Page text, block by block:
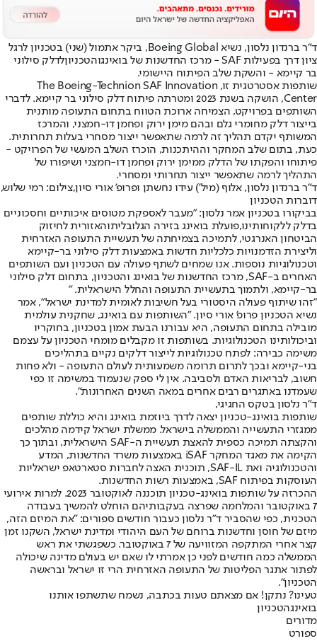
ד"ר ברנדון נלסון, נשיא Boeing Global, ביקר אתמול (שני) בטכניון לרגל
ציון דרך בפעילות SAF - מרכז החדשנות של בואינג
והטכניוןלדלק סילוני
בר קיימא - והשקת שלב הפיתוח היישומי.
שותפות אסטרטגית זו, The Boeing-Technion SAF Innovation
Center, הושקה בשנת 2023 ומטרתה פיתוח דלק סילוני בר קיימא. לדברי
השותפים בפרויקט, הצמיחה ארוכת הטווח בתחום התעופה מותנית
בייצור דלק מחומרי גלם ובהם מימן ירוק ופחמן דו-חמצני, והמרכז
המשותף יקדם תהליך זה לרמה שתאפשר ייצור מסחרי בעלות תחרותית.
כעת, בתום שלב המחקר וההיתכנות, הוכרז השלב המעשי של הפרויקט -
פיתוחו והפקתו של הדלק ממימן ירוק ופחמן דו-חמצני ושיפורו של
התהליך לרמה שתאפשר ייצור תחרותי ומסחרי.
ד"ר ברנדון נלסון, אלוף (מיל') עידו נחשתן ופרופ' אורי סיון,צילום: רמי שלוש,
דוברות הטכניון
בביקורו בטכניון אמר נלסון: "מעבר לאספקת מטוסים איכותיים וחסכוניים
בדלק ללקוחותינו,פועלת בואינג בזירה הגלובליתוהאזורית לחיזוק
הביטחון האנרגטי, לתמיכה בצמיחתה של תעשיית התעופה האזרחית
וליצירת הזדמנויות כלכליות חדשות באמצעות דלק סילוני בר-קיימא
וטכנולוגיות נוספות. אנו שמחים לשתף פעולה עם הטכניון ועם השותפים
האחרים ב-SAF, מרכז החדשנות של בואינג והטכניון, בתחום דלק סילוני
בר-קיימא, ולתמוך בתעשיית התעופה והחלל הישראלית. "
"זהו שיתוף פעולה היסטורי בעל חשיבות לאומית למדינת ישראל", אמר
נשיא הטכניון פרופ' אורי סיון. "השותפות עם בואינג, שחקנית עולמית
מובילה בתחום התעופה, היא עבורנו הבעת אמון בטכניון, בחוקריו
וביכולותינו הטכנולוגיות. בשותפות זו מקבלים מומחי הטכניון על עצמם
משימה כבירה: לפתח טכנולוגיות לייצור דלקים נקיים בתהליכים
בני-קיימא ובכך לתרום תרומה משמעותית לעולם התעופה - ולא פחות
חשוב, לבריאות האדם ולסביבה. אין לי ספק שנעמוד במשימה זו כפי
שעמדנו באתגרים רבים אחרים במאה השנים האחרונות".
ד"ר נלסון בטקס החגיגי,
שותפות בואינג-טכניון יצאה לדרך ביוזמת בואינג והיא כוללת שותפים
ממגזרי התעשייה והממשלה בישראל. ממשלת ישראל קידמה מהלכים
והקצתה תמיכה כספית להאצת תעשיית ה-SAF הישראלית, ובתוך כך
הקימה את מאגד המחקר iSAF באמצעות משרד החדשנות, המדע
והטכנולוגיה ואת SAF-IL, תוכנית האצה לחברות סטארטאפ ישראליות
העוסקות בפיתוח SAF, באמצעות רשות החדשנות.
ההכרזה על שותפות בואינג-טכניון תוכננה לאוקטובר 2023. למרות אירועי
7 באוקטובר והמלחמה שפרצה בעקבותיהם הוחלט להמשיך בעבודה
הטכנית, כפי שהסביר ד"ר נלסון כעבור חודשים ספורים: "את המיזם הזה,
מיזם של חוסן וחדשנות ברוחם של העם היהודי ומדינת ישראל, השקנו זמן
קצר אחרי המתקפה המזוויעה של 7 באוקטובר. כשפגשתי את ראש
הממשלה כמה חודשים לפני כן אמרתי לו שאם יש בעולם מדינה שיכולה
לפתור אתגר הפליטות של התעופה האזרחית הרי זו ישראל ובראשה
הטכניון".
טעינו? נתקן! אם מצאתם טעות בכתבה, נשמח שתשתפו אותנו
בואינגהטכניון
מדורים
ספורט